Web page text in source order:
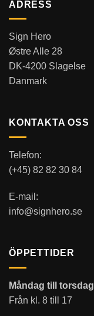
ADRESS
Sign Hero
Østre Alle 28
DK-4200 Slagelse
Danmark
KONTAKTA OSS
Telefon:
(+45) 82 82 30 84
E-mail:
info@signhero.se
ÖPPETTIDER
Måndag till torsdag
Från kl. 8 till 17